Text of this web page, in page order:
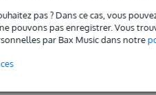
pas ? Dans ce cas, vous
pouvons pas enregistrer. Vous
par Bax Music dans notre
de déblocage
complète
l'emballage inclus